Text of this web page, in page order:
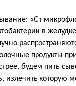
«От
в
продукты
будем пить
излечить которую